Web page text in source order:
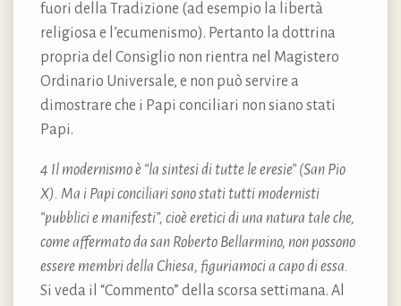
fuori della Tradizione (ad esempio la libertà
religiosa e l’ecumenismo). Pertanto la dottrina
propria del Consiglio non rientra nel Magistero
Ordinario Universale, e non può servire a
dimostrare che i Papi conciliari non siano stati
Papi.
4 Il modernismo è “la sintesi di tutte le eresie” (San Pio
X). Ma i Papi conciliari sono stati tutti modernisti
“pubblici e manifesti”, cioè eretici di una natura tale che,
come affermato da san Roberto Bellarmino, non possono
essere membri della Chiesa, figuriamoci a capo di essa.
Si veda il “Commento” della scorsa settimana. Al